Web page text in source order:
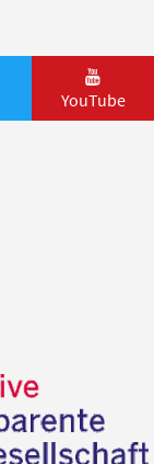
YouTube